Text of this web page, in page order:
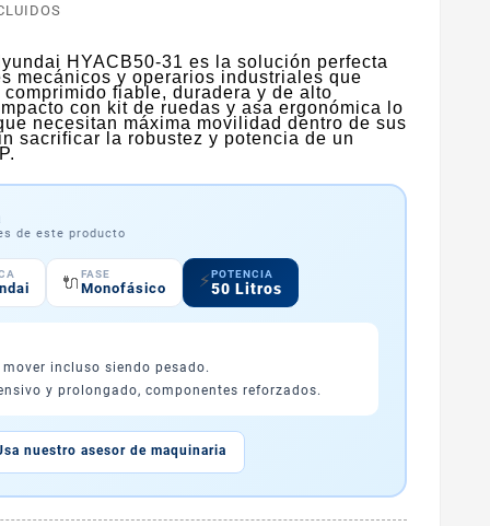
HYACB50-31 es la solución perfecta
mecánicos y operarios industriales que
fiable, duradera y de alto
con kit de ruedas y asa ergonómica lo
necesitan máxima movilidad dentro de sus
sacrificar la robustez y potencia de un
de este producto
🔌 FASE
Monofásico ⚡POTENCIA
50 Litros
incluso siendo pesado.
y prolongado, componentes reforzados.
nuestro asesor de maquinaria